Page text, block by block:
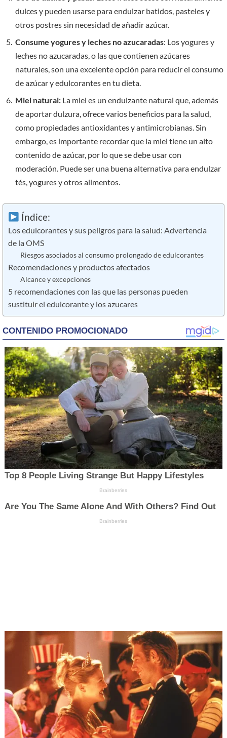
dulces y pueden usarse para endulzar batidos, pasteles y
otros postres sin necesidad de añadir azúcar.
Consume yogures y leches no azucaradas: Los yogures y
leches no azucaradas, o las que contienen azúcares
naturales, son una excelente opción para reducir el consumo
de azúcar y edulcorantes en tu dieta.
Miel natural: La miel es un endulzante natural que, además
de aportar dulzura, ofrece varios beneficios para la salud,
como propiedades antioxidantes y antimicrobianas. Sin
embargo, es importante recordar que la miel tiene un alto
contenido de azúcar, por lo que se debe usar con
moderación. Puede ser una buena alternativa para endulzar
tés, yogures y otros alimentos.
Índice:
Los edulcorantes y sus peligros para la salud: Advertencia
de la OMS
Riesgos asociados al consumo prolongado de edulcorantes
Recomendaciones y productos afectados
Alcance y excepciones
5 recomendaciones con las que las personas pueden
sustituir el edulcorante y los azucares